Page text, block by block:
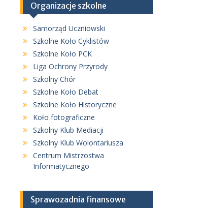
Organizacje szkolne
Samorząd Uczniowski
Szkolne Koło Cyklistów
Szkolne Koło PCK
Liga Ochrony Przyrody
Szkolny Chór
Szkolne Koło Debat
Szkolne Koło Historyczne
Koło fotograficzne
Szkolny Klub Mediacji
Szkolny Klub Wolontariusza
Centrum Mistrzostwa
Informatycznego
Sprawozadnia finansowe